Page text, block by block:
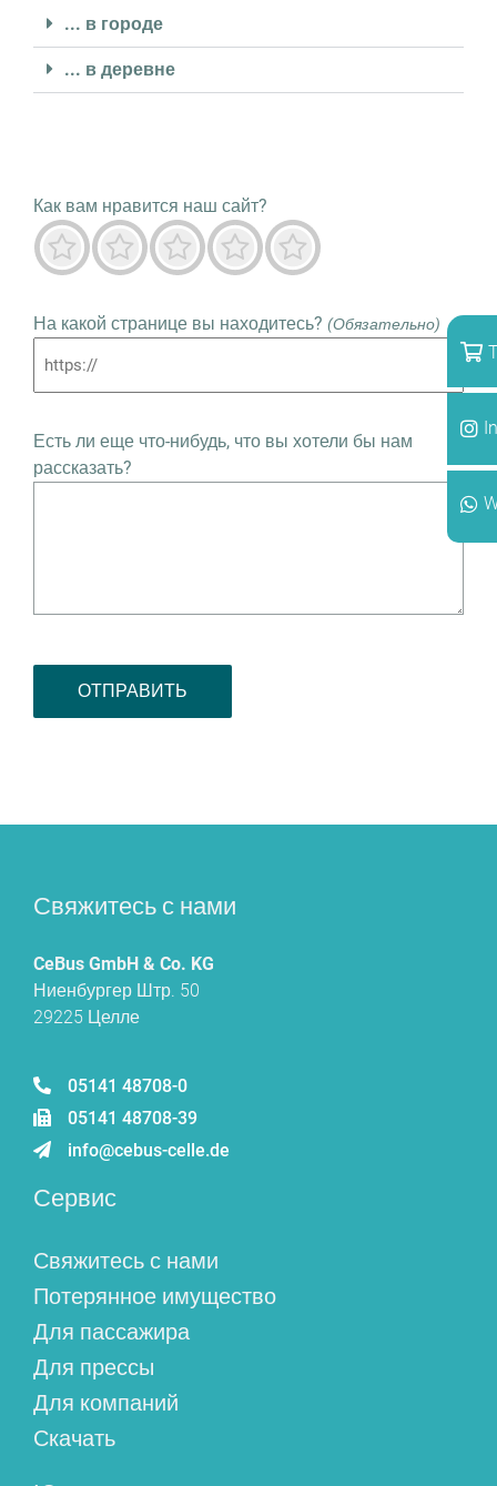
... в городе
... в деревне
Как вам нравится наш сайт?
Выдающийся
Преимущественно хорошо
Нейтральный
Не очень
Ужас
На какой странице вы находитесь? (Обязательно)
Есть ли еще что-нибудь, что вы хотели бы нам
рассказать?
Свяжитесь с нами
CeBus GmbH & Co. KG
Ниенбургер Штр. 50
29225 Целле
05141 48708-0
05141 48708-39
info@cebus-celle.de
Сервис
Свяжитесь с нами
Потерянное имущество
Для пассажира
Для прессы
Для компаний
Скачать